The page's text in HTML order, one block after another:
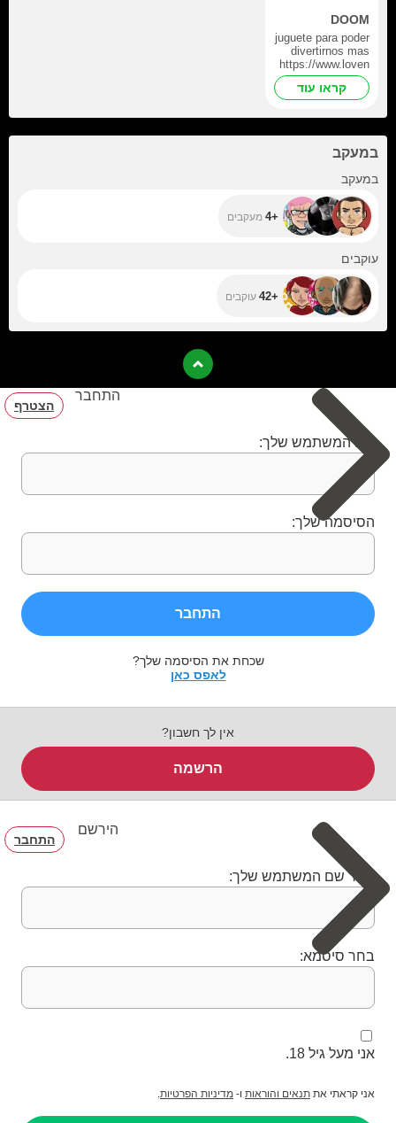
DOOM
juguete para poder
divertirnos mas
https://www.loven
se.com/wish-
list/q99rקראו עוד
במעקב
במעקב
+4 מעקבים
עוקבים
+42 עוקבים
התחבר
הצטרף
שם המשתמש שלך:
הסיסמה שלך:
התחבר
שכחת את הסיסמה שלך?
לאפס כאן
אין לך חשבון?
הרשמה
הירשם
התחבר
בחר שם המשתמש שלך:
בחר סיסמא:
אני מעל גיל 18.
אני קראתי את תנאים והוראות ו- מדיניות הפרטיות.